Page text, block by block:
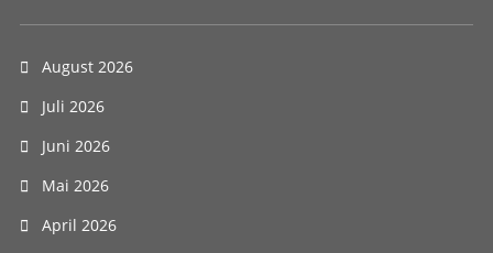
August 2026
Juli 2026
Juni 2026
Mai 2026
April 2026